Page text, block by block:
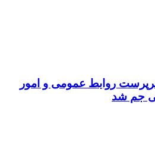
روابط عمومی و امور
جم شد